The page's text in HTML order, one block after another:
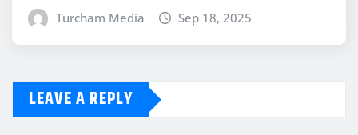
Turcham Media Sep 18, 2025
LEAVE A REPLY